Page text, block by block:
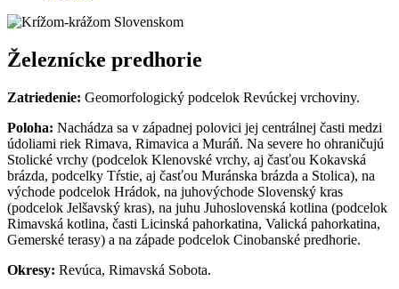
Železnícke predhorie
Zatriedenie: Geomorfologický podcelok Revúckej vrchoviny.
Poloha: Nachádza sa v západnej polovici jej centrálnej časti medzi
údoliami riek Rimava, Rimavica a Muráň. Na severe ho ohraničujú
Stolické vrchy (podcelok Klenovské vrchy, aj časťou Kokavská
brázda, podcelky Tŕstie, aj časťou Muránska brázda a Stolica), na
východe podcelok Hrádok, na juhovýchode Slovenský kras
(podcelok Jelšavský kras), na juhu Juhoslovenská kotlina (podcelok
Rimavská kotlina, časti Licinská pahorkatina, Valická pahorkatina,
Gemerské terasy) a na západe podcelok Cinobanské predhorie.
Okresy: Revúca, Rimavská Sobota.